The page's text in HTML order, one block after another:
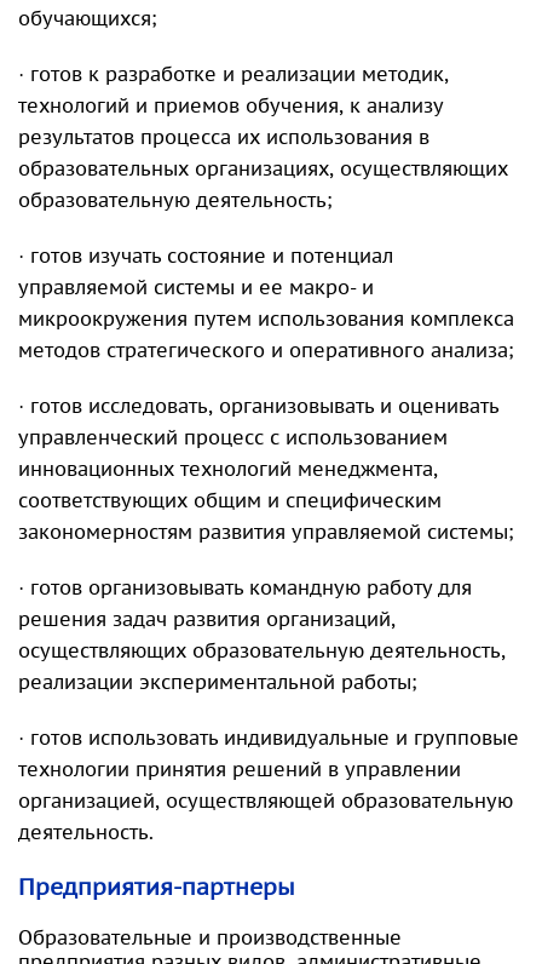
обучающихся;
· готов к разработке и реализации методик,
технологий и приемов обучения, к анализу
результатов процесса их использования в
образовательных организациях, осуществляющих
образовательную деятельность;
· готов изучать состояние и потенциал
управляемой системы и ее макро- и
микроокружения путем использования комплекса
методов стратегического и оперативного анализа;
· готов исследовать, организовывать и оценивать
управленческий процесс с использованием
инновационных технологий менеджмента,
соответствующих общим и специфическим
закономерностям развития управляемой системы;
· готов организовывать командную работу для
решения задач развития организаций,
осуществляющих образовательную деятельность,
реализации экспериментальной работы;
· готов использовать индивидуальные и групповые
технологии принятия решений в управлении
организацией, осуществляющей образовательную
деятельность.
Предприятия-партнеры
Образовательные и производственные